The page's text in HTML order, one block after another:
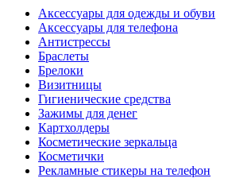
Аксессуары для одежды и обуви
Аксессуары для телефона
Антистрессы
Браслеты
Брелоки
Визитницы
Гигиенические средства
Зажимы для денег
Картхолдеры
Косметические зеркальца
Косметички
Рекламные стикеры на телефон